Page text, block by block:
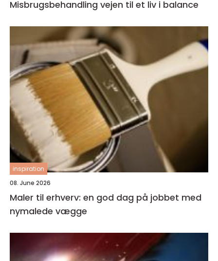
Misbrugsbehandling vejen til et liv i balance
inspiration
08. June 2026
Maler til erhverv: en god dag på jobbet med
nymalede vægge